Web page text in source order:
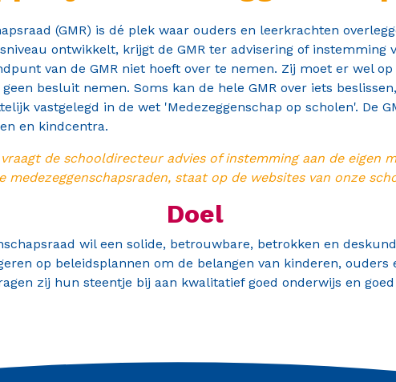
(GMR) is dé plek waar ouders en leerkrachten
ontwikkelt, krijgt de GMR ter advisering of instemming
van de GMR niet hoeft over te nemen. Zij moet er wel
besluit nemen. Soms kan de hele GMR over iets
vastgelegd in de wet 'Medezeggenschap op scholen'. De
en kindcentra.
de schooldirecteur advies of instemming aan de eigen
medezeggenschapsraden, staat op de websites van onze
Doel
wil een solide, betrouwbare, betrokken en
op beleidsplannen om de belangen van kinderen, ouders
zij hun steentje bij aan kwalitatief goed onderwijs en